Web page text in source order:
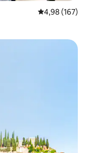
prosječna
4,98 (167)